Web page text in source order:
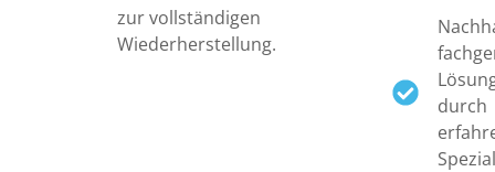
zur vollständigen
Wiederherstellung.
durch